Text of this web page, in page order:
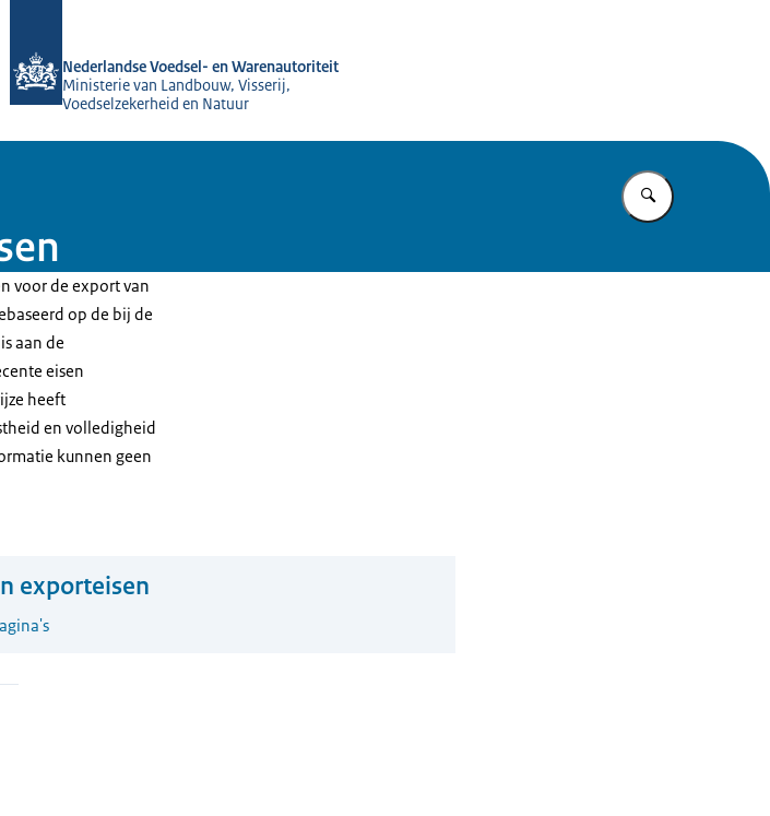
Nederlandse Voedsel- en Warenautoriteit
Ministerie van Landbouw, Visserij,
Voedselzekerheid en Natuur
Vul in wat u
voor de export van
op de bij de
aan de
eisen
heeft
en volledigheid
kunnen geen
exporteisen